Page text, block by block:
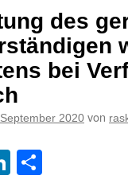
Holstein
haftet
nicht
für
alle
Wolfsangriffen
eine
des
bei
2020 von
LinkedIn